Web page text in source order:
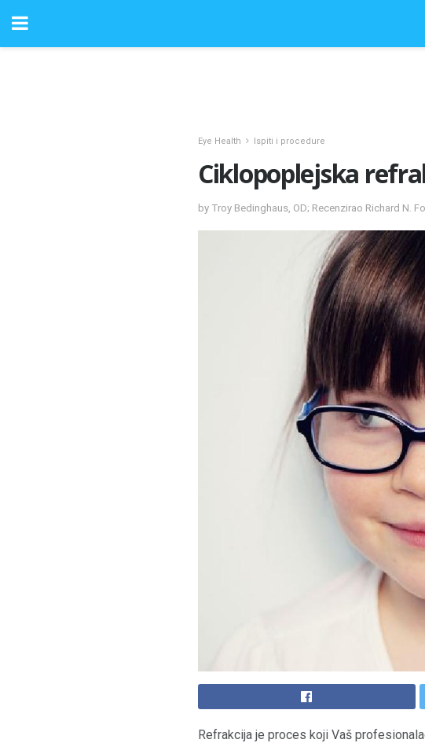
Eye Health Ispiti i procedure
Ciklopoplejska
by Troy Bedinghaus, OD; Recenzirao Richard N.
Refrakcija je proces koji Vaš